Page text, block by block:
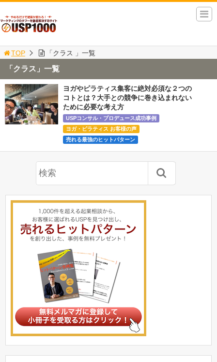
TOP 「クラス 」一覧
「クラス」一覧
ヨガやピラティス集客に絶対必須な２つの
コトとは？大手との競争に巻き込まれない
ために必要な考え方
USPコンサル・プロデュース成功事例
ヨガ・ピラティス お客様の声
売れる最強のヒットパターン